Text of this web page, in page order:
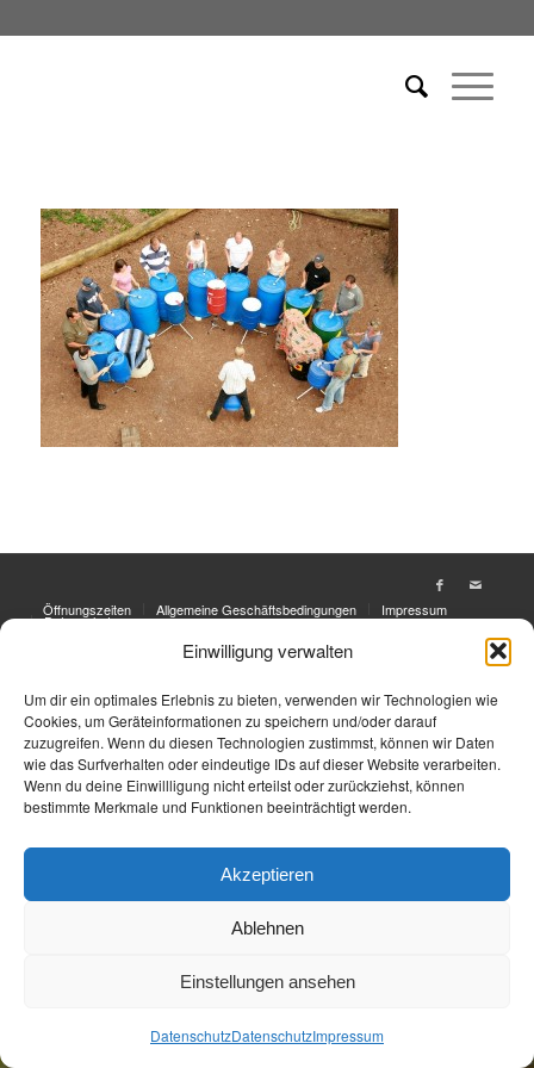
Einwilligung verwalten
Um dir ein optimales Erlebnis zu bieten, verwenden wir Technologien wie
Cookies, um Geräteinformationen zu speichern und/oder darauf
zuzugreifen. Wenn du diesen Technologien zustimmst, können wir Daten
wie das Surfverhalten oder eindeutige IDs auf dieser Website verarbeiten.
Wenn du deine Einwillligung nicht erteilst oder zurückziehst, können
bestimmte Merkmale und Funktionen beeinträchtigt werden.
Akzeptieren
Ablehnen
Einstellungen ansehen
DatenschutzDatenschutzImpressum
Öffnungszeiten Allgemeine Geschäftsbedingungen Impressum
Datenschutz
Jetzt Buchen